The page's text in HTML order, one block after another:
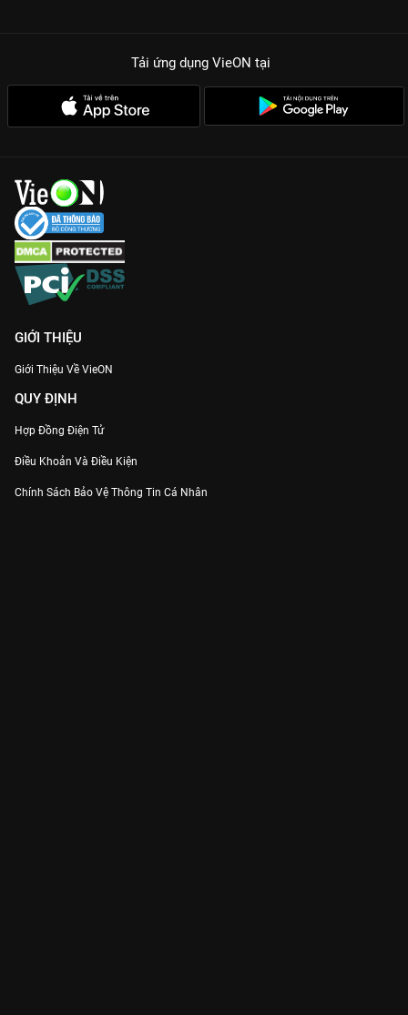
Tải ứng dụng VieON tại
GIỚI THIỆU
Giới Thiệu Về VieON
QUY ĐỊNH
Hợp Đồng Điện Tử
Điều Khoản Và Điều Kiện
Chính Sách Bảo Vệ Thông Tin Cá Nhân